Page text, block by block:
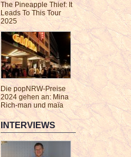
The Pineapple Thief: It
Leads To This Tour
2025
Die popNRW-Preise
2024 gehen an: Mina
Rich-man und maïa
INTERVIEWS